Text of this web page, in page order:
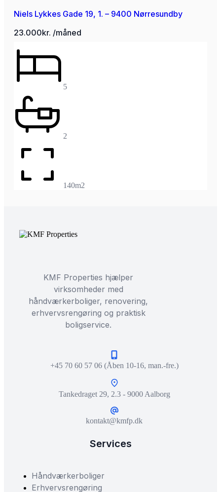
Niels Lykkes Gade 19, 1. – 9400 Nørresundby
23.000kr. /måned
5
2
140m2
KMF Properties hjælper
virksomheder med
håndværkerboliger, renovering,
erhvervsrengøring og praktisk
boligservice.
+45 70 60 57 06 (Åben 10-16, man.-fre.)
Tankedraget 29, 2.3 - 9000 Aalborg
kontakt@kmfp.dk
Services
Håndværkerboliger
Erhvervsrengøring